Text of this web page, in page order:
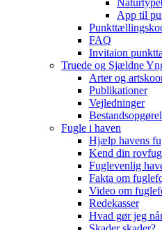
App til
FAQ
Invitaion
Truede og Sjældne
Arter og
Publikationer
Vejledninger
Fugle i haven
Hjælp havens
Kend din
Fuglevenlig
Fakta om
Video om
Redekasser
Hvad gør jeg